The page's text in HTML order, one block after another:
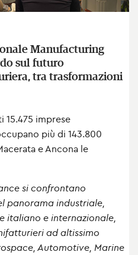
Manufacturing
sul futuro
tra trasformazioni
15.475 imprese
più di 143.800
e Ancona le
si confrontano
panorama industriale,
italiano e internazionale,
ad altissimo
Automotive, Marine